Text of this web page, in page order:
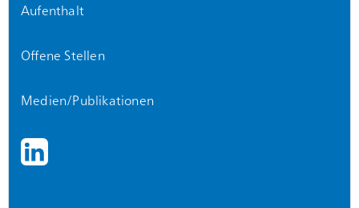
Aufenthalt
Offene Stellen
Medien/Publikationen